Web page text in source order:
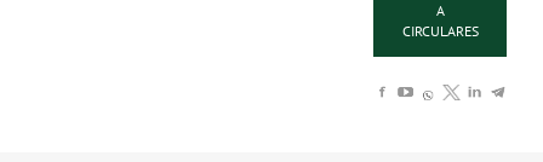
A
CIRCULARES